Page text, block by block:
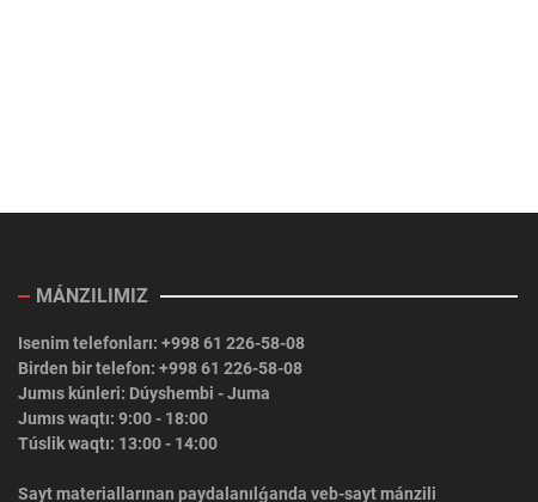
MÁNZILIMIZ
Isenim telefonları: +998 61 226-58-08
Birden bir telefon: +998 61 226-58-08
Jumıs kúnleri: Dúyshembi - Juma
Jumıs waqtı: 9:00 - 18:00
Túslik waqtı: 13:00 - 14:00
Sayt materiallarınan paydalanılǵanda veb-sayt mánzili